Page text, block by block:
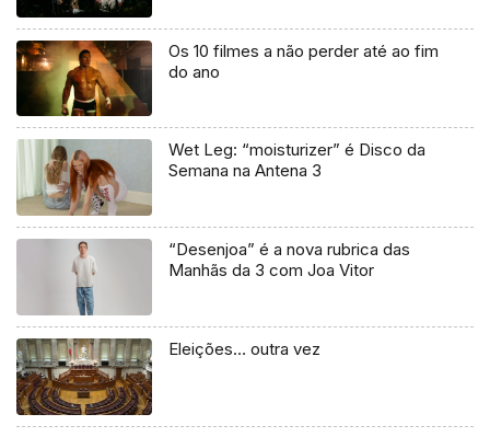
Os 10 filmes a não perder até ao fim
do ano
Wet Leg: “moisturizer” é Disco da
Semana na Antena 3
“Desenjoa” é a nova rubrica das
Manhãs da 3 com Joa Vitor
Eleições… outra vez